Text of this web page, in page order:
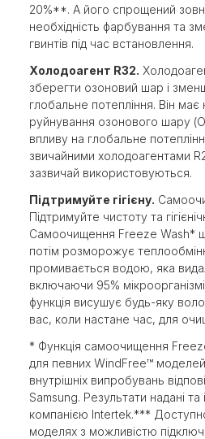
20%**. А його спрощений
необхідність фарбування та
гвинтів під час встановлення.
Холодоагент R32.
зберегти озоновий шар і
глобальне потепління. Він має
руйнування озонового шару
впливу на глобальне
звичайними холодоагентами
зазвичай використовуються.
Підтримуйте гігієну.
Підтримуйте чистоту та
Самоочищення Freeze Wash*
потім розморожує
промивається водою, яка
включаючи 95%
функція висушує будь-яку
вас, коли настане час, для
* Функція самоочищення
для певних WindFree™
внутрішніх випробувань
Samsung. Результати надані та
компанією Intertek.***
моделях з можливістю